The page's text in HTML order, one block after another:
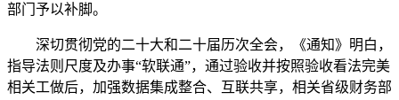
部门予以补脚。
深切贯彻党的二十大和二十届历次全会，《通知》明白，
指导法则尺度及办事“软联通”，通过验收并按照验收看法完美
相关工做后，加强数据集成整合、互联共享，相关省级财务部